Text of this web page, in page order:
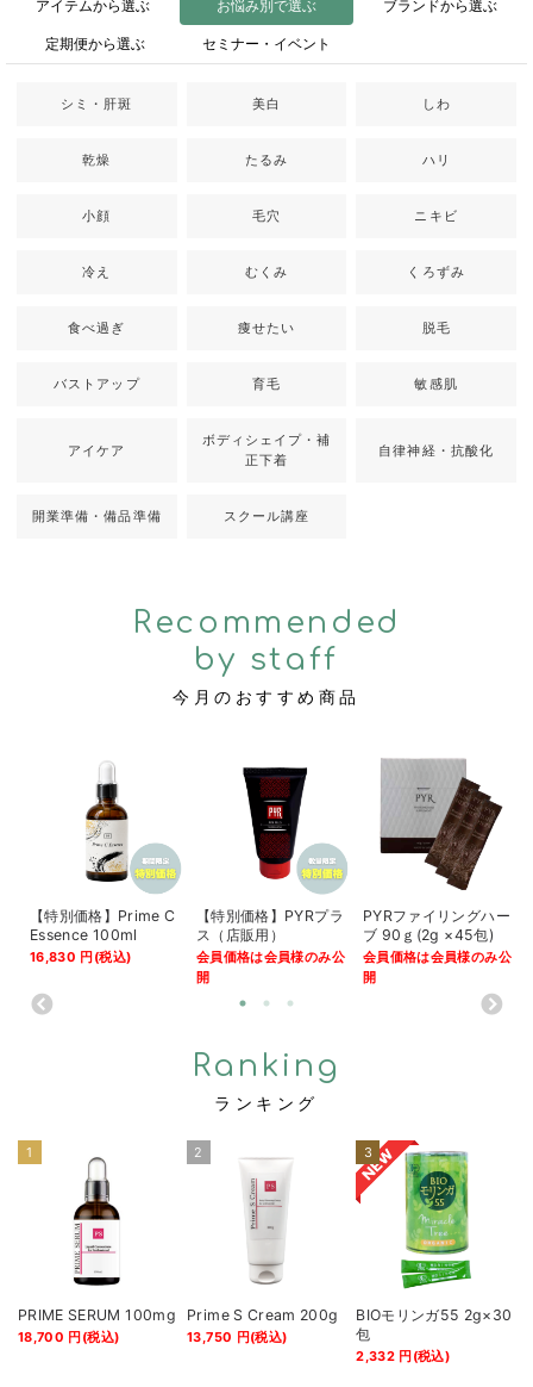
アイテムから選ぶ お悩み別で選ぶ ブランドから選ぶ
定期便から選ぶ セミナー・イベント
シミ・肝斑 美白 しわ
乾燥 たるみ ハリ
小顔 毛穴 ニキビ
冷え むくみ くろずみ
食べ過ぎ 痩せたい 脱毛
バストアップ 育毛 敏感肌
アイケア
ボディシェイプ・補
正下着
自律神経・抗酸化
開業準備・備品準備 スクール講座
Recommended
by staff
今月のおすすめ商品
【特別価格】Prime C
Essence 100ml
16,830 円 (税込)
【特別価格】PYRプラ
ス（店販用）
会員価格は会員様のみ公
開
PYRファイリングハー
ブ 90ｇ(2g ×45包)
会員価格は会員様のみ公
開
Ranking
ランキング
1
PRIME SERUM 100mg
18,700 円(税込)
2
Prime S Cream 200g
13,750 円(税込)
3
BIOモリンガ55 2g×30
包
2,332円(税込)